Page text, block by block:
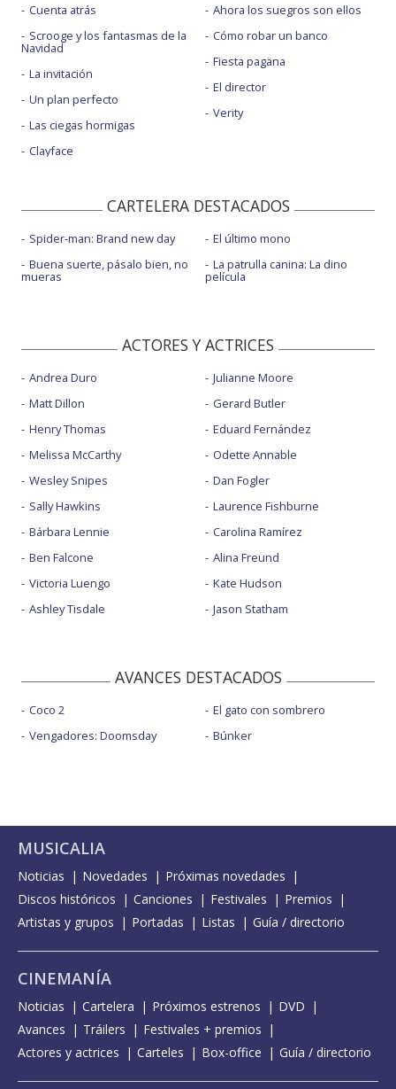
Cuenta atrás
Scrooge y los fantasmas de la
Navidad
La invitación
Un plan perfecto
Las ciegas hormigas
Clayface
Ahora los suegros son ellos
Cómo robar un banco
Fiesta pagäna
El director
Verity
CARTELERA DESTACADOS
Spider-man: Brand new day
Buena suerte, pásalo bien, no
mueras
El último mono
La patrulla canina: La dino
película
ACTORES Y ACTRICES
Andrea Duro
Matt Dillon
Henry Thomas
Melissa McCarthy
Wesley Snipes
Sally Hawkins
Bárbara Lennie
Ben Falcone
Victoria Luengo
Ashley Tisdale
Julianne Moore
Gerard Butler
Eduard Fernández
Odette Annable
Dan Fogler
Laurence Fishburne
Carolina Ramírez
Alina Freund
Kate Hudson
Jason Statham
AVANCES DESTACADOS
Coco 2
Vengadores: Doomsday
El gato con sombrero
Búnker
MUSICALIA
Noticias Novedades
Próximas novedades
Discos históricos
Canciones Festivales
Premios
Artistas y grupos
Portadas Listas Guía / directorio
CINEMANÍA
Noticias Cartelera Próximos estrenos
DVD
Avances
Tráilers
Festivales + premios
Actores y actrices
Carteles Box-office Guía / directorio